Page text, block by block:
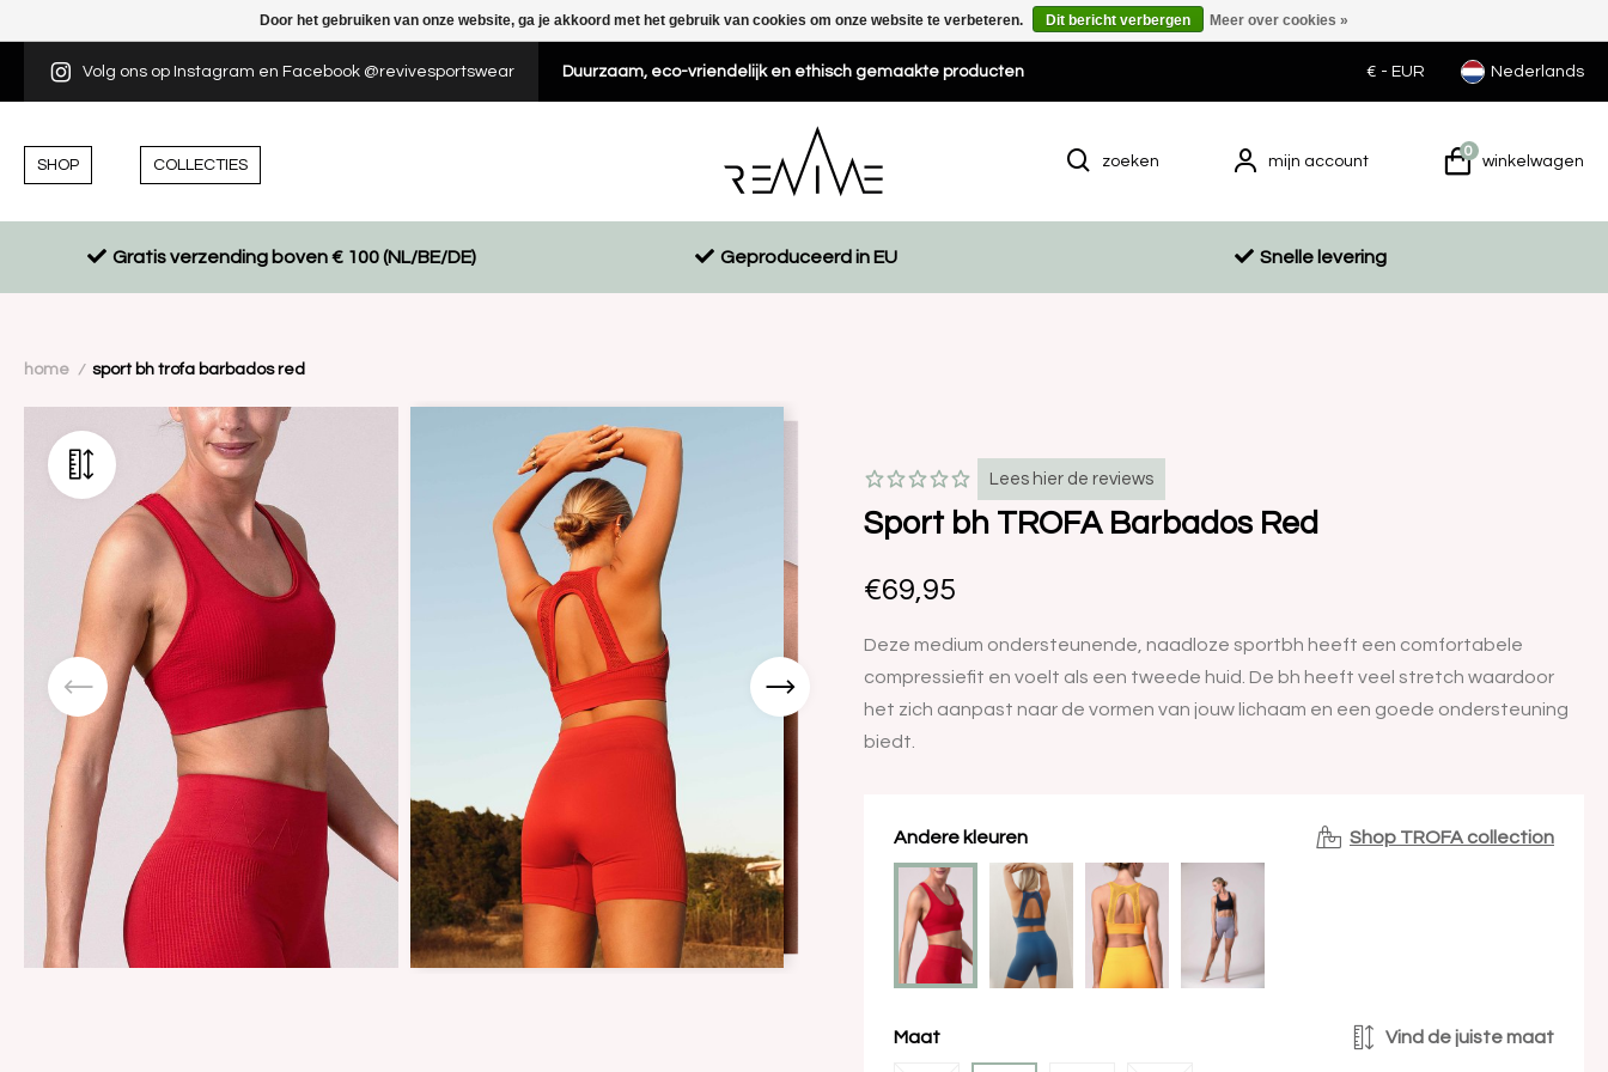
Volg ons op Instagram en Facebook @revivesportswear Duurzaam, eco-vriendelijk en ethisch gemaakte producten € - EUR Nederlands
SHOP COLLECTIES zoeken mijn account
0
winkelwagen
Gratis verzending boven € 100 (NL/BE/DE) Geproduceerd in EU Snelle levering
home / sport bh trofa barbados red
Lees hier de reviews
Sport bh TROFA Barbados Red
€69,95
Deze medium ondersteunende, naadloze sportbh heeft een comfortabele
compressiefit en voelt als een tweede huid. De bh heeft veel stretch waardoor
het zich aanpast naar de vormen van jouw lichaam en een goede ondersteuning
biedt.
Andere kleuren Shop TROFA collection
Maat Vind de juiste maat
Door het gebruiken van onze website, ga je akkoord met het gebruik van cookies om onze website te verbeteren. Dit bericht verbergen Meer over cookies »